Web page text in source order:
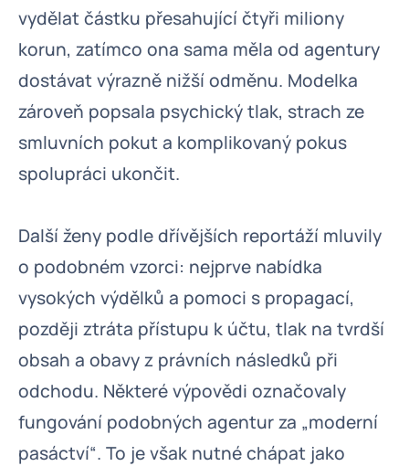
vydělat částku přesahující čtyři miliony
korun, zatímco ona sama měla od agentury
dostávat výrazně nižší odměnu. Modelka
zároveň popsala psychický tlak, strach ze
smluvních pokut a komplikovaný pokus
spolupráci ukončit.
Další ženy podle dřívějších reportáží mluvily
o podobném vzorci: nejprve nabídka
vysokých výdělků a pomoci s propagací,
později ztráta přístupu k účtu, tlak na tvrdší
obsah a obavy z právních následků při
odchodu. Některé výpovědi označovaly
fungování podobných agentur za „moderní
pasáctví“. To je však nutné chápat jako